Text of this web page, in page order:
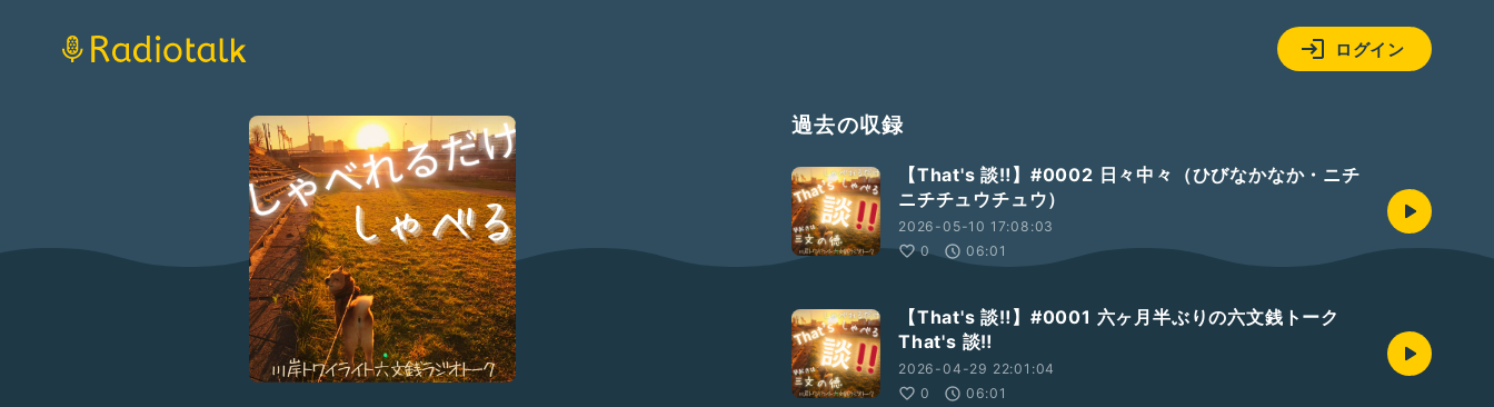
ログイン
過去の収録
【That's 談‼️】#0002 日々中々（ひびなかなか・ニチ
ニチチュウチュウ）
2026-05-10 17:08:03
0
06:01
【That's 談‼️】#0001 六ヶ月半ぶりの六文銭トーク
That's 談‼️
2026-04-29 22:01:04
0
06:01